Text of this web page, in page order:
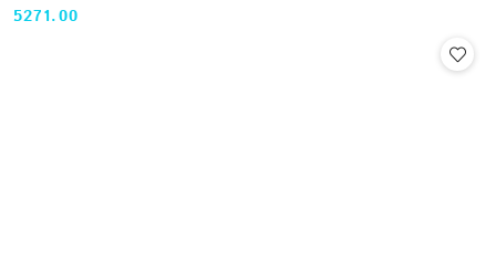
Cena:
5271.00